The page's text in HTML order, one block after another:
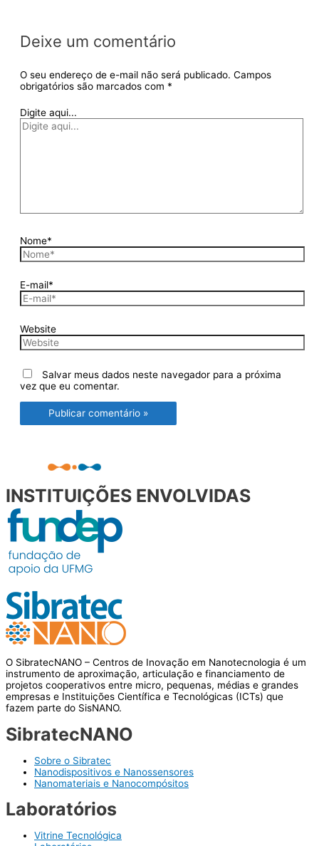
Deixe um comentário
O seu endereço de e-mail não será publicado. Campos
obrigatórios são marcados com *
Digite aqui...
Nome*
E-mail*
Website
Salvar meus dados neste navegador para a próxima
vez que eu comentar.
INSTITUIÇÕES ENVOLVIDAS
O SibratecNANO – Centros de Inovação em Nanotecnologia é um
instrumento de aproximação, articulação e financiamento de
projetos cooperativos entre micro, pequenas, médias e grandes
empresas e Instituições Científica e Tecnológicas (ICTs) que
fazem parte do SisNANO.
SibratecNANO
Sobre o Sibratec
Nanodispositivos e Nanossensores
Nanomateriais e Nanocompósitos
Laboratórios
Vitrine Tecnológica